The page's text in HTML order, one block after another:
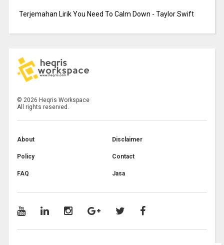
Terjemahan Lirik You Need To Calm Down - Taylor Swift
© 2026 Heqris Workspace
All rights reserved.
About Disclaimer
Policy Contact
FAQ Jasa